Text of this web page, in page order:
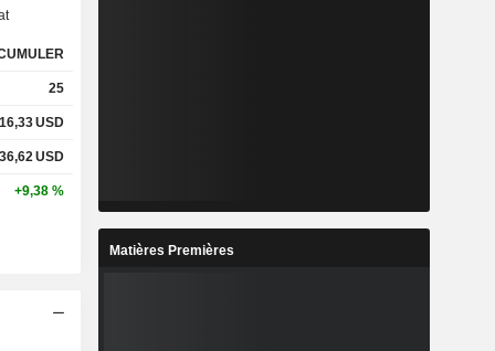
25
USD
USD
+9,38 %
Matières Premières